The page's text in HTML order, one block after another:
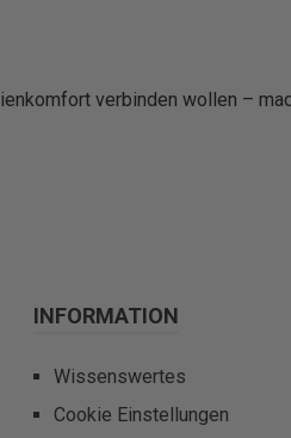
verbinden wollen –
INFORMATION
Wissenswertes
Cookie Einstellungen